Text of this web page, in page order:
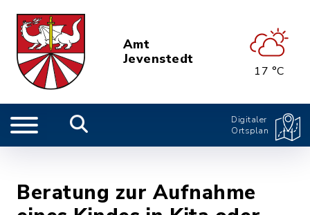
Amt
Jevenstedt
17 °C
Digitaler
Ortsplan
Beratung zur Aufnahme